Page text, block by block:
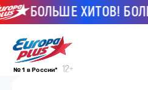
БОЛЬШЕ ХИТОВ!
№ 1 в России*